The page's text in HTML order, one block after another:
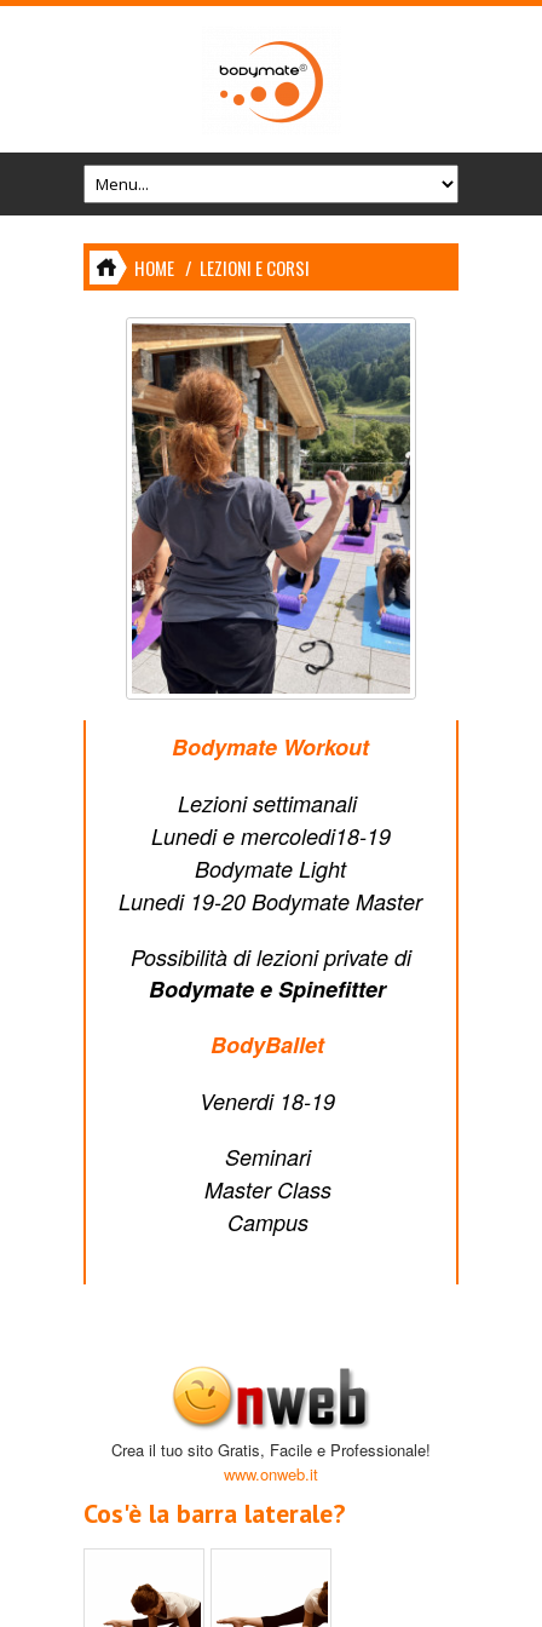
HOME / LEZIONI E CORSI
Bodymate Workout
Lezioni settimanali
Lunedi e mercoledi18-19
Bodymate Light
Lunedi 19-20 Bodymate Master
Possibilità di lezioni private di
Bodymate e Spinefitter
BodyBallet
Venerdi 18-19
Seminari
Master Class
Campus
Crea il tuo sito Gratis, Facile e Professionale!
www.onweb.it
Cos'è la barra laterale?